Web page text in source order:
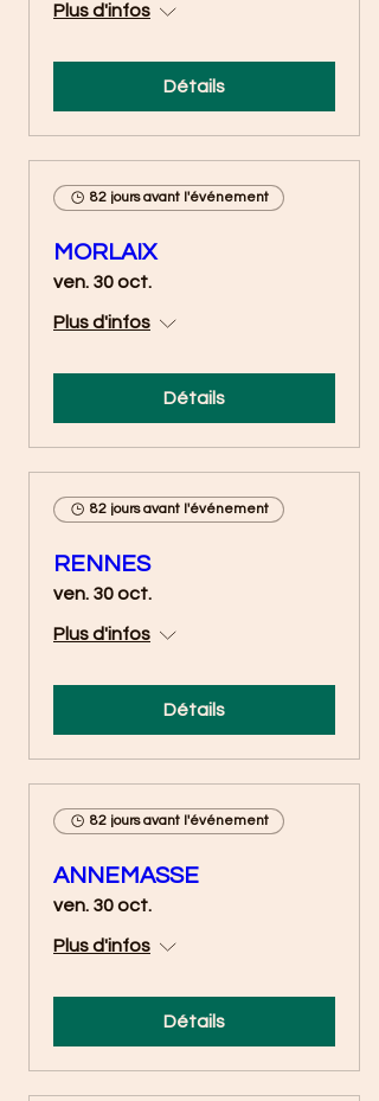
Plus d'infos
Détails
82 jours avant l'événement
MORLAIX
ven. 30 oct.
Plus d'infos
Détails
82 jours avant l'événement
RENNES
ven. 30 oct.
Plus d'infos
Détails
82 jours avant l'événement
ANNEMASSE
ven. 30 oct.
Plus d'infos
Détails